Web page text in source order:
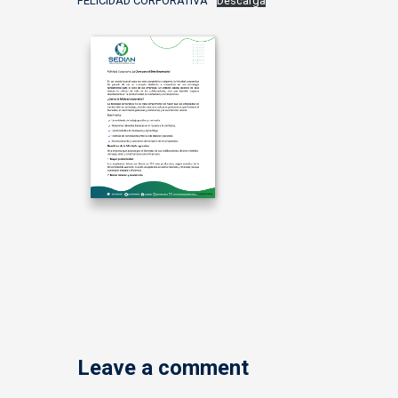
Leave a comment